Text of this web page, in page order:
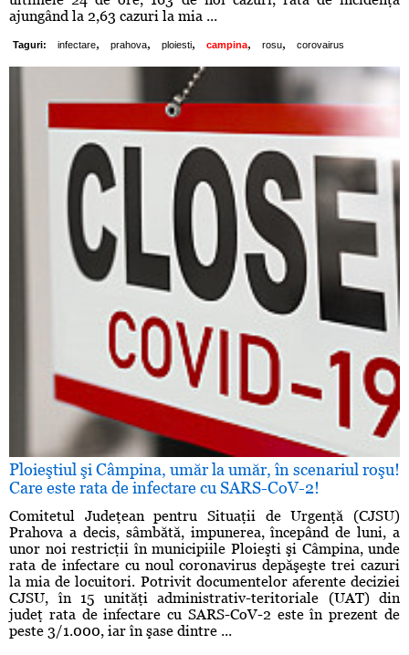
ajungând la 2,63 cazuri la mia ...
Taguri: infectare, prahova, ploiesti, campina, rosu, corovairus
Ploieştiul şi Câmpina, umăr la umăr, în scenariul roşu!
Care este rata de infectare cu SARS-CoV-2!
Comitetul Judeţean pentru Situaţii de Urgenţă (CJSU)
Prahova a decis, sâmbătă, impunerea, începând de luni, a
unor noi restricţii în municipiile Ploieşti şi Câmpina, unde
rata de infectare cu noul coronavirus depăşeşte trei cazuri
la mia de locuitori. Potrivit documentelor aferente deciziei
CJSU, în 15 unităţi administrativ-teritoriale (UAT) din
judeţ rata de infectare cu SARS-CoV-2 este în prezent de
peste 3/1.000, iar în şase dintre ...